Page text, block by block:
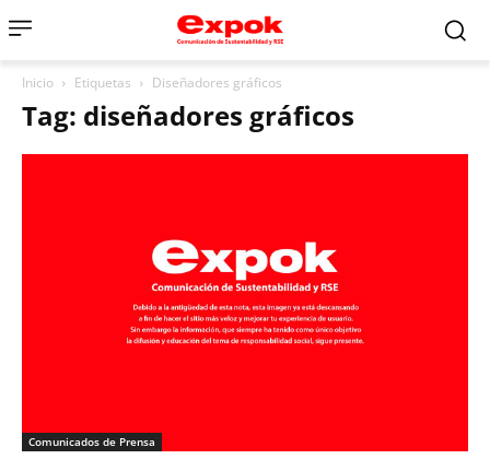
Inicio Etiquetas Diseñadores gráficos
Tag: diseñadores gráficos
Comunicados de Prensa